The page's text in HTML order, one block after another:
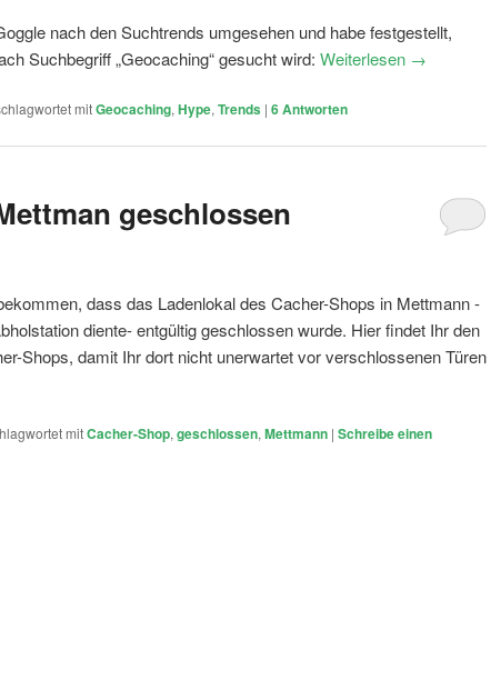
nach den Suchtrends umgesehen und habe festgestellt,
Suchbegriff „Geocaching“ gesucht wird: Weiterlesen →
mitGeocaching, Hype, Trends | 6Antworten
geschlossen
dass das Ladenlokal des Cacher-Shops in Mettmann -
diente- entgültig geschlossen wurde. Hier findet Ihr den
Shops, damit Ihr dort nicht unerwartet vor verschlossenen Türen
mitCacher-Shop, geschlossen, Mettmann | Schreibe einen